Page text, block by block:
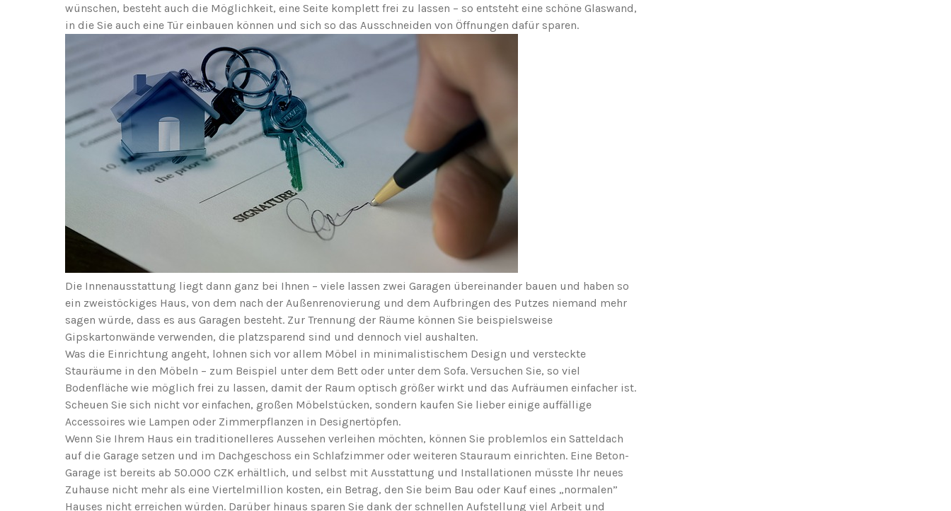
wünschen, besteht auch die Möglichkeit, eine Seite komplett frei zu lassen – so entsteht eine schöne Glaswand,
in die Sie auch eine Tür einbauen können und sich so das Ausschneiden von Öffnungen dafür sparen.
Die Innenausstattung liegt dann ganz bei Ihnen – viele lassen zwei Garagen übereinander bauen und haben so
ein zweistöckiges Haus, von dem nach der Außenrenovierung und dem Aufbringen des Putzes niemand mehr
sagen würde, dass es aus Garagen besteht. Zur Trennung der Räume können Sie beispielsweise
Gipskartonwände verwenden, die platzsparend sind und dennoch viel aushalten.
Was die Einrichtung angeht, lohnen sich vor allem Möbel in minimalistischem Design und versteckte
Stauräume in den Möbeln – zum Beispiel unter dem Bett oder unter dem Sofa. Versuchen Sie, so viel
Bodenfläche wie möglich frei zu lassen, damit der Raum optisch größer wirkt und das Aufräumen einfacher ist.
Scheuen Sie sich nicht vor einfachen, großen Möbelstücken, sondern kaufen Sie lieber einige auffällige
Accessoires wie Lampen oder Zimmerpflanzen in Designertöpfen.
Wenn Sie Ihrem Haus ein traditionelleres Aussehen verleihen möchten, können Sie problemlos ein Satteldach
auf die Garage setzen und im Dachgeschoss ein Schlafzimmer oder weiteren Stauraum einrichten. Eine Beton-
Garage ist bereits ab 50.000 CZK erhältlich, und selbst mit Ausstattung und Installationen müsste Ihr neues
Zuhause nicht mehr als eine Viertelmillion kosten, ein Betrag, den Sie beim Bau oder Kauf eines „normalen”
Hauses nicht erreichen würden. Darüber hinaus sparen Sie dank der schnellen Aufstellung viel Arbeit und